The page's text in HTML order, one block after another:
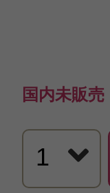
国内未販売